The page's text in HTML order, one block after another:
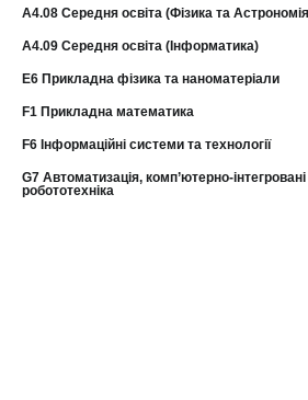
A4.08 Середня освіта (Фізика та
А4.09 Середня освіта (Інформатика)
E6 Прикладна фізика та наноматеріали
F1 Прикладна математика
F6 Інформаційні системи та технології
G7 Автоматизація, комп’ютерно-інтегровані
робототехніка